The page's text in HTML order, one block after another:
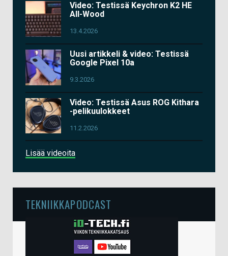
Video: Testissä Keychron K2 HE
All-Wood
13.4.2026
Uusi artikkeli & video: Testissä
Google Pixel 10a
9.3.2026
Video: Testissä Asus ROG Kithara
-pelikuulokkeet
11.2.2026
Lisää videoita
TEKNIIKKAPODCAST